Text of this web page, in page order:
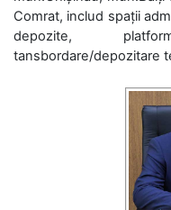
Comrat, includ spații
depozite,
tansbordare/depozitare